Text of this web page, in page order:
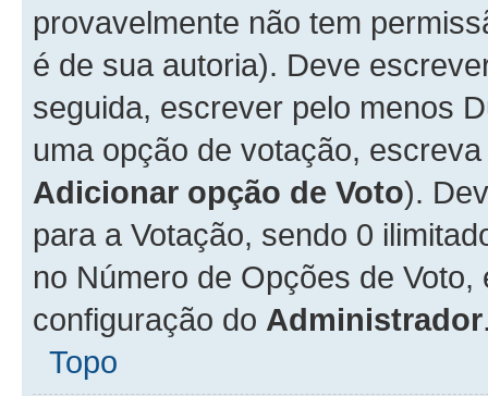
provavelmente não tem
é de sua autoria). Deve
seguida, escrever pelo menos
uma opção de votação,
Adicionar opção de Voto).
para a Votação, sendo 0
no Número de Opções de
configuração do Administrador
Topo